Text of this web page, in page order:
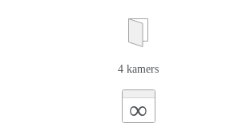
4 kamers
∞